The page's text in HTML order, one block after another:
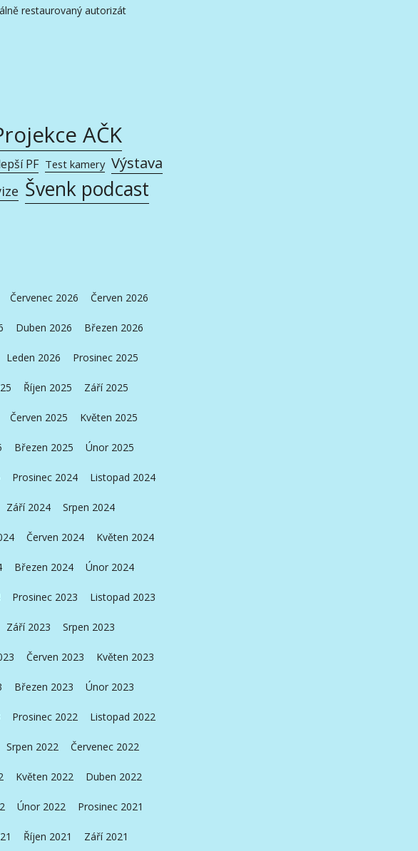
restaurovaný autorizát
AČK
PF Test kamery Výstava
Švenk podcast
Červenec 2026 Červen 2026
Duben 2026 Březen 2026
Leden 2026 Prosinec 2025
Říjen 2025 Září 2025
Červen 2025 Květen 2025
Březen 2025 Únor 2025
Prosinec 2024 Listopad 2024
Září 2024 Srpen 2024
Červen 2024 Květen 2024
Březen 2024 Únor 2024
Prosinec 2023 Listopad 2023
Září 2023 Srpen 2023
Červen 2023 Květen 2023
Březen 2023 Únor 2023
Prosinec 2022 Listopad 2022
Srpen 2022 Červenec 2022
Květen 2022 Duben 2022
Únor 2022 Prosinec 2021
Říjen 2021 Září 2021